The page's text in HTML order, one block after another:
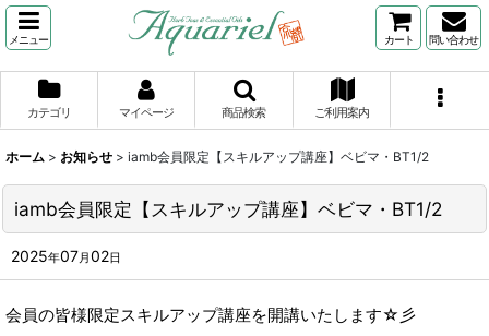
メニュー カート 問い合わせ
カテゴリ マイページ 商品検索 ご利用案内
ホーム > お知らせ > iamb会員限定【スキルアップ講座】ベビマ・BT1/2
iamb会員限定【スキルアップ講座】ベビマ・BT1/2
2025年07月02日
会員の皆様限定スキルアップ講座を開講いたします☆彡